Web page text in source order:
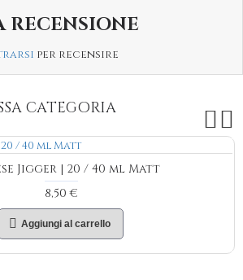
RECENSIONE
per recensire
CATEGORIA
Jigger | 20 / 40 ml Matt
8,50 €
Aggiungi al carrello